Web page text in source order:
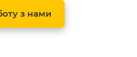
з нами